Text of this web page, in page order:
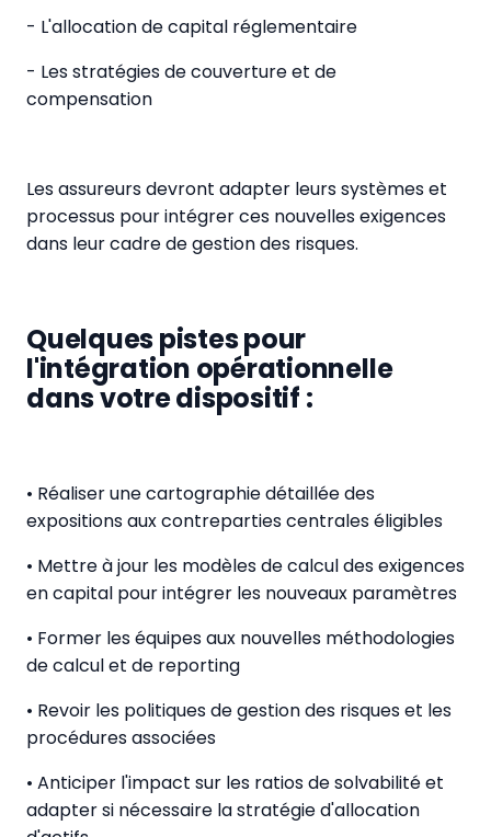
- L'allocation de capital réglementaire
- Les stratégies de couverture et de
compensation
Les assureurs devront adapter leurs systèmes et
processus pour intégrer ces nouvelles exigences
dans leur cadre de gestion des risques.
Quelques pistes pour
l'intégration opérationnelle
dans votre dispositif :
• Réaliser une cartographie détaillée des
expositions aux contreparties centrales éligibles
• Mettre à jour les modèles de calcul des exigences
en capital pour intégrer les nouveaux paramètres
• Former les équipes aux nouvelles méthodologies
de calcul et de reporting
• Revoir les politiques de gestion des risques et les
procédures associées
• Anticiper l'impact sur les ratios de solvabilité et
adapter si nécessaire la stratégie d'allocation